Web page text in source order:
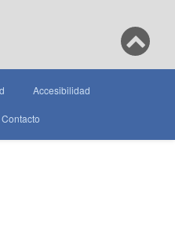
Accesibilidad
Contacto